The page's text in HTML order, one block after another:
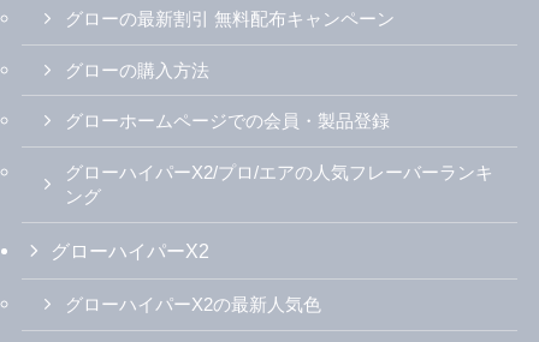
グローの最新割引 無料配布キャンペーン
グローの購入方法
グローホームページでの会員・製品登録
グローハイパーX2/プロ/エアの人気フレーバーランキ
ング
グローハイパーX2
グローハイパーX2の最新人気色